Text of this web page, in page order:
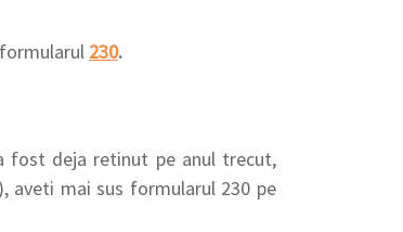
230.
fost deja retinut pe anul trecut,
mai sus formularul 230 pe